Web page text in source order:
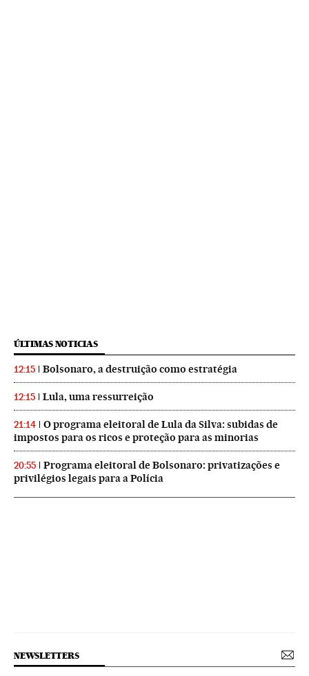
ÚLTIMAS NOTICIAS
12:15 Bolsonaro, a destruição como estratégia
12:15 Lula, uma ressurreição
21:14
O programa eleitoral de Lula da Silva: subidas de
impostos para os ricos e proteção para as minorias
20:55
Programa eleitoral de Bolsonaro: privatizações e
privilégios legais para a Polícia
NEWSLETTERS